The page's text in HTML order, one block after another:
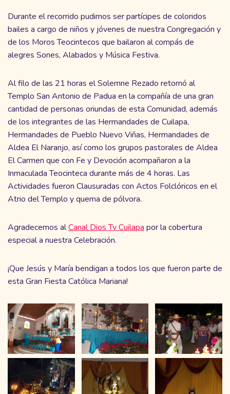
Durante el recorrido pudimos ser partícipes de coloridos
bailes a cargo de niños y jóvenes de nuestra Congregación y
de los Moros Teocintecos que bailaron al compás de
alegres Sones, Alabados y Música Festiva.
Al filo de las 21 horas el Solemne Rezado retornó al
Templo San Antonio de Padua en la compañía de una gran
cantidad de personas oriundas de esta Comunidad, además
de los integrantes de las Hermandades de Cuilapa,
Hermandades de Pueblo Nuevo Viñas, Hermandades de
Aldea El Naranjo, así como los grupos pastorales de Aldea
El Carmen que con Fe y Devoción acompañaron a la
Inmaculada Teocinteca durante más de 4 horas. Las
Actividades fueron Clausuradas con Actos Folclóricos en el
Atrio del Templo y quema de pólvora.
Agradecemos alCanal Dios Tv Cuilapa por la cobertura
especial a nuestra Celebración.
¡Que Jesús y María bendigan a todos los que fueron parte de
esta Gran Fiesta Católica Mariana!